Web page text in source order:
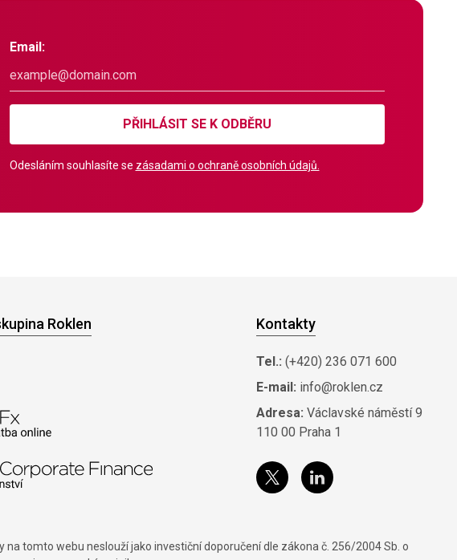
Email:
PŘIHLÁSIT SE K ODBĚRU
Odesláním souhlasíte se zásadami o ochraně osobních údajů.
Roklen Kontakty
Tel.: (+420) 236 071 600
E-mail: info@roklen.cz
Adresa: Václavské náměstí 9
110 00 Praha 1
tomto webu neslouží jako investiční doporučení dle zákona č. 256/2004 Sb. o